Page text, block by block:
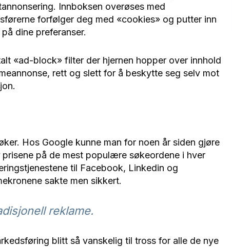
Innboksen overøses med
forfølger deg med «cookies» og putter inn
dine preferanser.
«ad-block» filter der hjernen hopper over innhold
rett og slett for å beskytte seg selv mot
Hos Google kunne man for noen år siden gjøre
på de mest populære søkeordene i hver
til Facebook, Linkedin og
sakte men sikkert.
reklame.
blitt så vanskelig til tross for alle de nye